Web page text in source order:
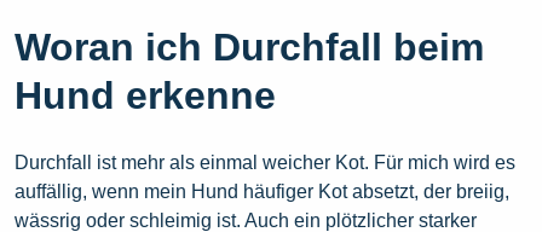
Woran ich Durchfall beim
Hund erkenne
Durchfall ist mehr als einmal weicher Kot. Für mich wird es
auffällig, wenn mein Hund häufiger Kot absetzt, der breiig,
wässrig oder schleimig ist. Auch ein plötzlicher starker